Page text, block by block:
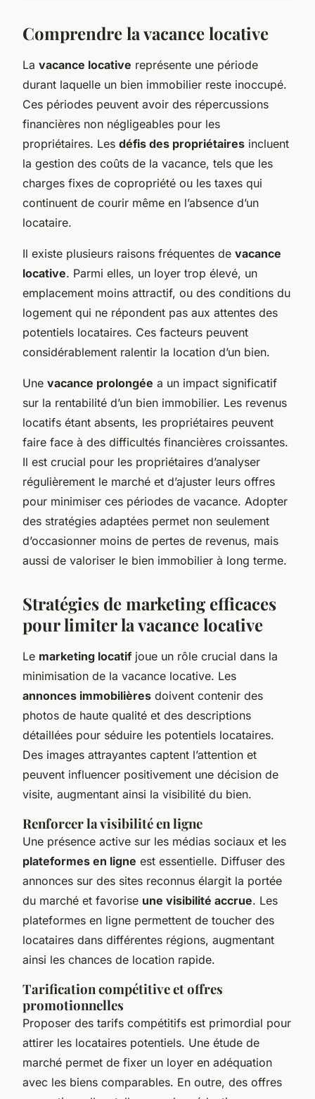
Comprendre la vacance locative
La vacance locative représente une période
durant laquelle un bien immobilier reste inoccupé.
Ces périodes peuvent avoir des répercussions
financières non négligeables pour les
propriétaires. Les défis des propriétaires incluent
la gestion des coûts de la vacance, tels que les
charges fixes de copropriété ou les taxes qui
continuent de courir même en l’absence d’un
locataire.
Il existe plusieurs raisons fréquentes de vacance
locative. Parmi elles, un loyer trop élevé, un
emplacement moins attractif, ou des conditions du
logement qui ne répondent pas aux attentes des
potentiels locataires. Ces facteurs peuvent
considérablement ralentir la location d’un bien.
Une vacance prolongée a un impact significatif
sur la rentabilité d’un bien immobilier. Les revenus
locatifs étant absents, les propriétaires peuvent
faire face à des difficultés financières croissantes.
Il est crucial pour les propriétaires d’analyser
régulièrement le marché et d’ajuster leurs offres
pour minimiser ces périodes de vacance. Adopter
des stratégies adaptées permet non seulement
d’occasionner moins de pertes de revenus, mais
aussi de valoriser le bien immobilier à long terme.
Stratégies de marketing efficaces
pour limiter la vacance locative
Le marketing locatif joue un rôle crucial dans la
minimisation de la vacance locative. Les
annonces immobilières doivent contenir des
photos de haute qualité et des descriptions
détaillées pour séduire les potentiels locataires.
Des images attrayantes captent l’attention et
peuvent influencer positivement une décision de
visite, augmentant ainsi la visibilité du bien.
Renforcer la visibilité en ligne
Une présence active sur les médias sociaux et les
plateformes en ligne est essentielle. Diffuser des
annonces sur des sites reconnus élargit la portée
du marché et favorise une visibilité accrue. Les
plateformes en ligne permettent de toucher des
locataires dans différentes régions, augmentant
ainsi les chances de location rapide.
Tarification compétitive et offres
promotionnelles
Proposer des tarifs compétitifs est primordial pour
attirer les locataires potentiels. Une étude de
marché permet de fixer un loyer en adéquation
avec les biens comparables. En outre, des offres